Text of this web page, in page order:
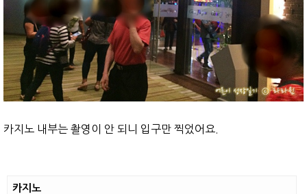
카지노 내부는 촬영이 안 되니 입구만 찍었어요.
카지노